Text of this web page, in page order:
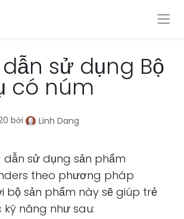
sử dụng Bộ
có núm
bởi Linh Dang
dẫn sử dụng sản phẩm
theo phương pháp
bộ sản phẩm này sẽ giúp trẻ
năng như sau: